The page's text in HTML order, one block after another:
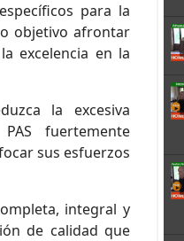
para la
objetivo afrontar
excelencia en la
la excesiva
fuertemente
sus esfuerzos
integral y
de calidad que